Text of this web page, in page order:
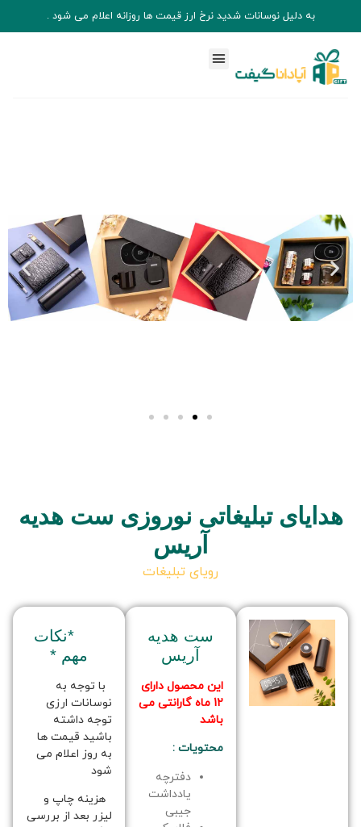
به دلیل نوسانات شدید نرخ ارز قیمت ها روزانه اعلام می شود .
هدایای تبلیغاتی نوروزی ست هدیه
آریس
رویای تبلیغات
ست هدیه
آریس
این محصول دارای
12 ماه گارانتی می
باشد
محتویات :
دفترچه
یادداشت
جیبی
*نکات
مهم *
با توجه به
نوسانات ارزی
توجه داشته
باشید قیمت ها
به روز اعلام می
شود
هزینه چاپ و
لیزر بعد از بررسی